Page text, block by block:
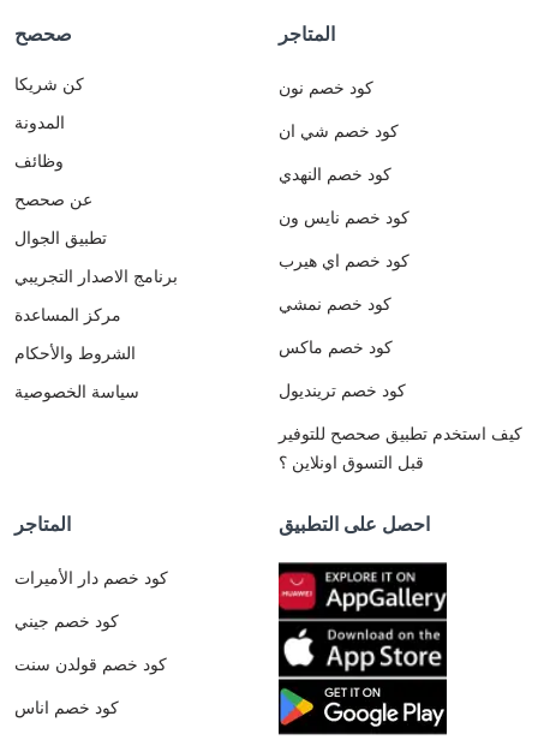
صحصح
كن شريكا
المدونة
وظائف
عن صحصح
تطبيق الجوال
برنامج الاصدار التجريبي
مركز المساعدة
الشروط والأحكام
سياسة الخصوصية
المتاجر
كود خصم نون
كود خصم شي ان
كود خصم النهدي
كود خصم نايس ون
كود خصم اي هيرب
كود خصم نمشي
كود خصم ماكس
كود خصم ترينديول
كيف استخدم تطبيق صحصح للتوفير
قبل التسوق اونلاين ؟
المتاجر
كود خصم دار الأميرات
كود خصم جيني
كود خصم قولدن سنت
كود خصم اناس
احصل على التطبيق